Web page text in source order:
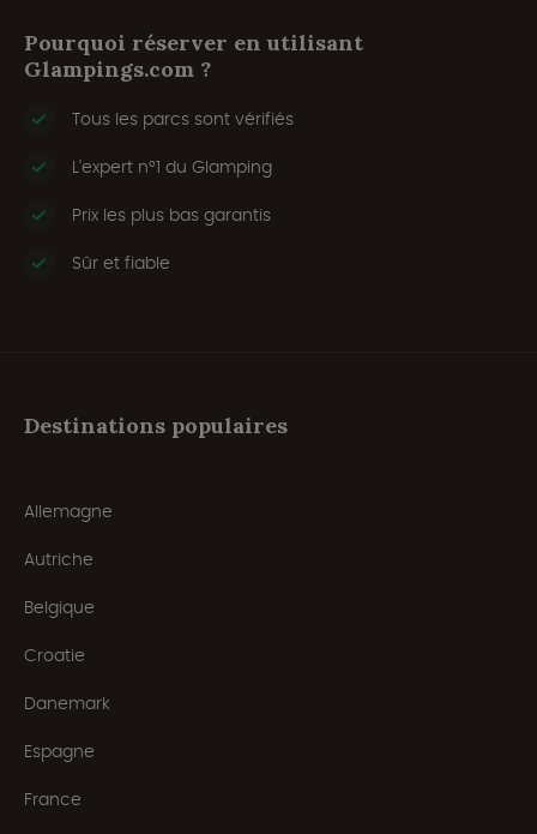
Pourquoi réserver en utilisant
Glampings.com ?
Tous les parcs sont vérifiés
L'expert n°1 du Glamping
Prix les plus bas garantis
Sûr et fiable
Destinations populaires
Allemagne
Autriche
Belgique
Croatie
Danemark
Espagne
France